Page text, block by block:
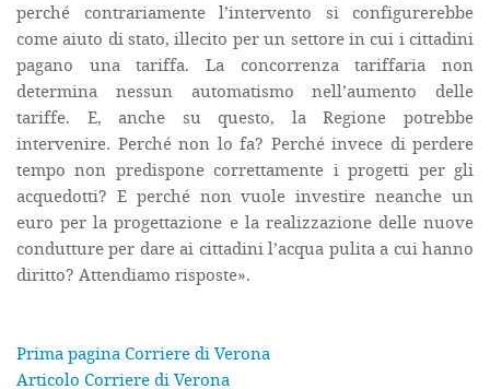
perché contrariamente l’intervento si configurerebbe
come aiuto di stato, illecito per un settore in cui i cittadini
pagano una tariffa. La concorrenza tariffaria non
determina nessun automatismo nell’aumento delle
tariffe. E, anche su questo, la Regione potrebbe
intervenire. Perché non lo fa? Perché invece di perdere
tempo non predispone correttamente i progetti per gli
acquedotti? E perché non vuole investire neanche un
euro per la progettazione e la realizzazione delle nuove
condutture per dare ai cittadini l’acqua pulita a cui hanno
diritto? Attendiamo risposte».
Prima pagina Corriere di Verona
Articolo Corriere di Verona